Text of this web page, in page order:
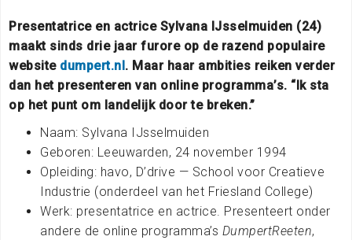
Presentatrice en actrice Sylvana IJsselmuiden (24)
maakt sinds drie jaar furore op de razend populaire
website dumpert.nl. Maar haar ambities reiken verder
dan het presenteren van online programma’s. “Ik sta
op het punt om landelijk door te breken.”
Naam: Sylvana IJsselmuiden
Geboren: Leeuwarden, 24 november 1994
Opleiding: havo, D’drive — School voor Creatieve
Industrie (onderdeel van het Friesland College)
Werk: presentatrice en actrice. Presenteert onder
andere de online programma’s DumpertReeten,